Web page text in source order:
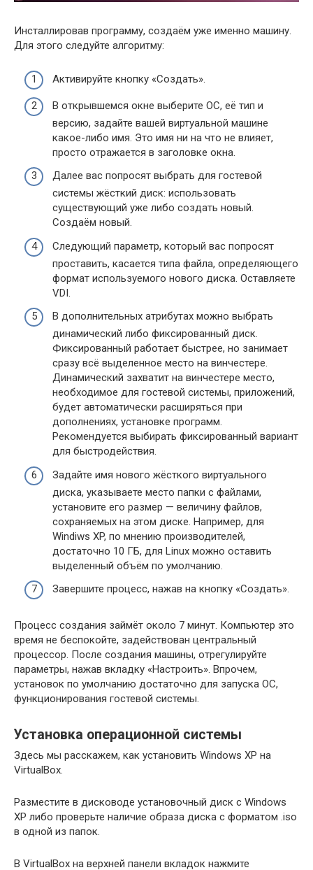
Инсталлировав программу, создаём уже именно машину.
Для этого следуйте алгоритму:
Активируйте кнопку «Создать».
В открывшемся окне выберите ОС, её тип и
версию, задайте вашей виртуальной машине
какое-либо имя. Это имя ни на что не влияет,
просто отражается в заголовке окна.
Далее вас попросят выбрать для гостевой
системы жёсткий диск: использовать
существующий уже либо создать новый.
Создаём новый.
Следующий параметр, который вас попросят
проставить, касается типа файла, определяющего
формат используемого нового диска. Оставляете
VDI.
В дополнительных атрибутах можно выбрать
динамический либо фиксированный диск.
Фиксированный работает быстрее, но занимает
сразу всё выделенное место на винчестере.
Динамический захватит на винчестере место,
необходимое для гостевой системы, приложений,
будет автоматически расширяться при
дополнениях, установке программ.
Рекомендуется выбирать фиксированный вариант
для быстродействия.
Задайте имя нового жёсткого виртуального
диска, указываете место папки с файлами,
установите его размер — величину файлов,
сохраняемых на этом диске. Например, для
Windiws XP, по мнению производителей,
достаточно 10 ГБ, для Linux можно оставить
выделенный объём по умолчанию.
Завершите процесс, нажав на кнопку «Создать».
Процесс создания займёт около 7 минут. Компьютер это
время не беспокойте, задействован центральный
процессор. После создания машины, отрегулируйте
параметры, нажав вкладку «Настроить». Впрочем,
установок по умолчанию достаточно для запуска ОС,
функционирования гостевой системы.
Установка операционной системы
Здесь мы расскажем, как установить Windows XP на
VirtualBox.
Разместите в дисководе установочный диск с Windows
XP либо проверьте наличие образа диска с форматом .iso
в одной из папок.
В VirtualBox на верхней панели вкладок нажмите